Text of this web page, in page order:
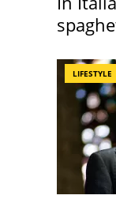
LIFESTYLE